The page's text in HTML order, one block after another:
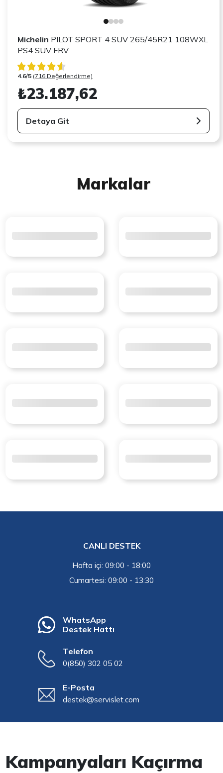
Michelin PILOT SPORT 4 SUV 265/45R21 108WXL
PS4 SUV FRV
4.6/5 (716 Değerlendirme)
₺23.187,62
Detaya Git
Markalar
CANLI DESTEK
Hafta içi: 09:00 - 18:00
Cumartesi: 09:00 - 13:30
WhatsApp
Destek Hattı
Telefon
0(850) 302 05 02
E-Posta
destek@servislet.com
Kampanyaları Kaçırma